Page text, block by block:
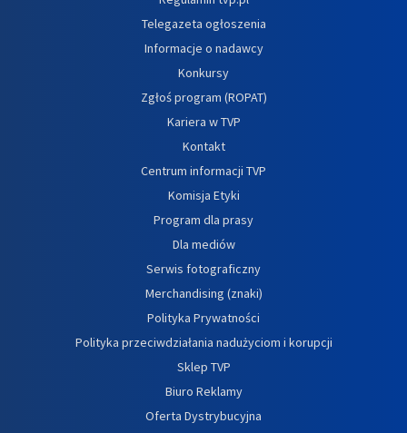
Telegazeta ogłoszenia
Informacje o nadawcy
Konkursy
Zgłoś program (ROPAT)
Kariera w TVP
Kontakt
Centrum informacji TVP
Komisja Etyki
Program dla prasy
Dla mediów
Serwis fotograficzny
Merchandising (znaki)
Polityka Prywatności
Polityka przeciwdziałania nadużyciom i korupcji
Sklep TVP
Biuro Reklamy
Oferta Dystrybucyjna